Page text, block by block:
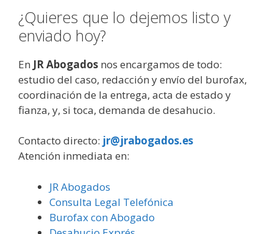
¿Quieres que lo dejemos listo y
enviado hoy?
En JR Abogados nos encargamos de todo:
estudio del caso, redacción y envío del burofax,
coordinación de la entrega, acta de estado y
fianza, y, si toca, demanda de desahucio.
Contacto directo: jr@jrabogados.es
Atención inmediata en:
JR Abogados
Consulta Legal Telefónica
Burofax con Abogado